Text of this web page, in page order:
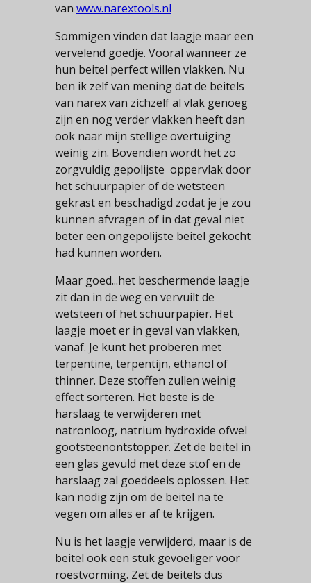
van www.narextools.nl
Sommigen vinden dat laagje maar een
vervelend goedje. Vooral wanneer ze
hun beitel perfect willen vlakken. Nu
ben ik zelf van mening dat de beitels
van narex van zichzelf al vlak genoeg
zijn en nog verder vlakken heeft dan
ook naar mijn stellige overtuiging
weinig zin. Bovendien wordt het zo
zorgvuldig gepolijste oppervlak door
het schuurpapier of de wetsteen
gekrast en beschadigd zodat je je zou
kunnen afvragen of in dat geval niet
beter een ongepolijste beitel gekocht
had kunnen worden.
Maar goed...het beschermende laagje
zit dan in de weg en vervuilt de
wetsteen of het schuurpapier. Het
laagje moet er in geval van vlakken,
vanaf. Je kunt het proberen met
terpentine, terpentijn, ethanol of
thinner. Deze stoffen zullen weinig
effect sorteren. Het beste is de
harslaag te verwijderen met
natronloog, natrium hydroxide ofwel
gootsteenontstopper. Zet de beitel in
een glas gevuld met deze stof en de
harslaag zal goeddeels oplossen. Het
kan nodig zijn om de beitel na te
vegen om alles er af te krijgen.
Nu is het laagje verwijderd, maar is de
beitel ook een stuk gevoeliger voor
roestvorming. Zet de beitels dus